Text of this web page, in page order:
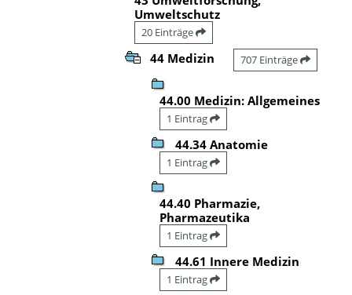
Umweltschutz
20 Einträge
44 Medizin 707 Einträge
44.00 Medizin: Allgemeines
1 Eintrag
44.34 Anatomie
1 Eintrag
44.40 Pharmazie,
Pharmazeutika
1 Eintrag
44.61 Innere Medizin
1 Eintrag